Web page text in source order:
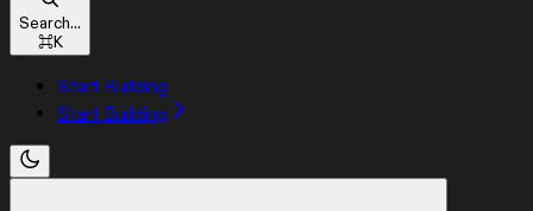
Search...
⌘K
Start Building
Start Building